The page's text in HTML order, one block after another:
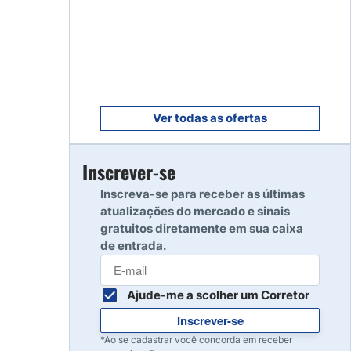
10
Ver todas as ofertas
Inscrever-se
Inscreva-se para receber as últimas
atualizações do mercado e sinais
gratuitos diretamente em sua caixa
de entrada.
Ajude-me a scolher um Corretor
Inscrever-se
*Ao se cadastrar você concorda em receber